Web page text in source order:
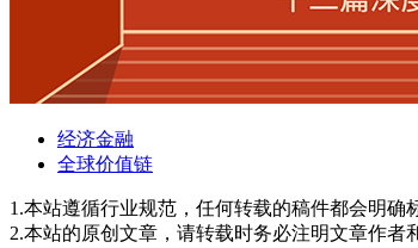
经济金融
全球价值链
1.本站遵循行业规范，任何转载的稿件都会明确
2.本站的原创文章，请转载时务必注明文章作者